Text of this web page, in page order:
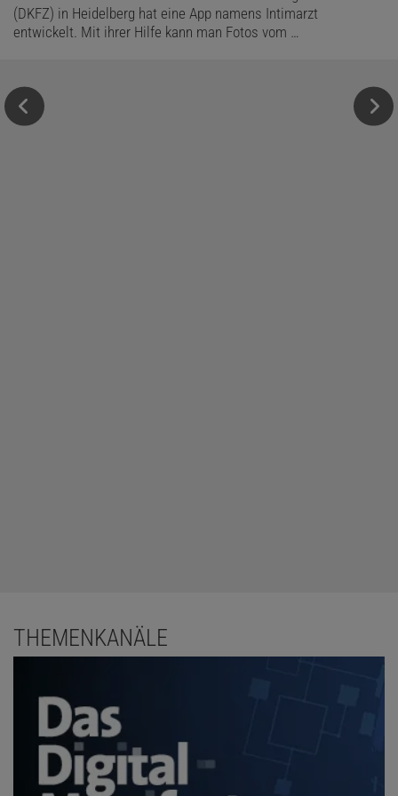
(DKFZ) in Heidelberg hat eine App namens Intimarzt
entwickelt. Mit ihrer Hilfe kann man Fotos vom …
THEMENKANÄLE